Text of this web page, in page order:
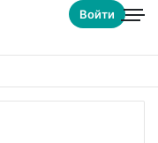
Войти